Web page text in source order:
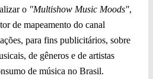
o "Multishow Music Moods",
de mapeamento do canal
para fins publicitários, sobre
de gêneros e de artistas
de música no Brasil.